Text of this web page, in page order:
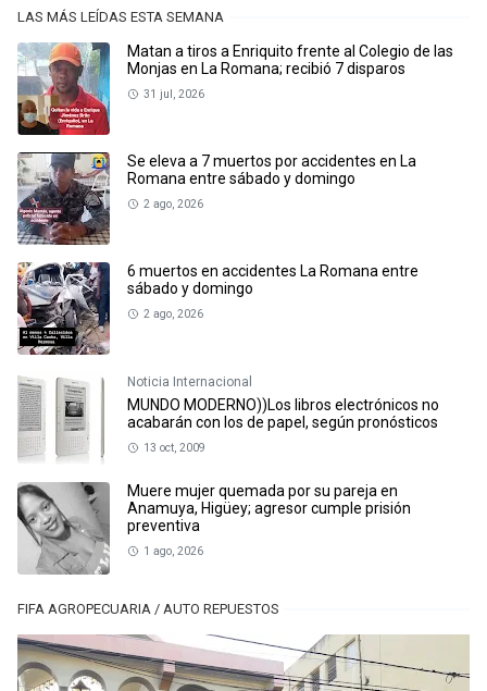
LAS MÁS LEÍDAS ESTA SEMANA
Matan a tiros a Enriquito frente al Colegio de las
Monjas en La Romana; recibió 7 disparos
31 jul, 2026
Se eleva a 7 muertos por accidentes en La
Romana entre sábado y domingo
2 ago, 2026
6 muertos en accidentes La Romana entre
sábado y domingo
2 ago, 2026
Noticia Internacional
MUNDO MODERNO))Los libros electrónicos no
acabarán con los de papel, según pronósticos
13 oct, 2009
Muere mujer quemada por su pareja en
Anamuya, Higüey; agresor cumple prisión
preventiva
1 ago, 2026
FIFA AGROPECUARIA / AUTO REPUESTOS